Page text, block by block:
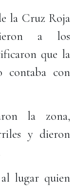
la Cruz Roja
a los
que la
contaba con
la zona,
y dieron
lugar quien